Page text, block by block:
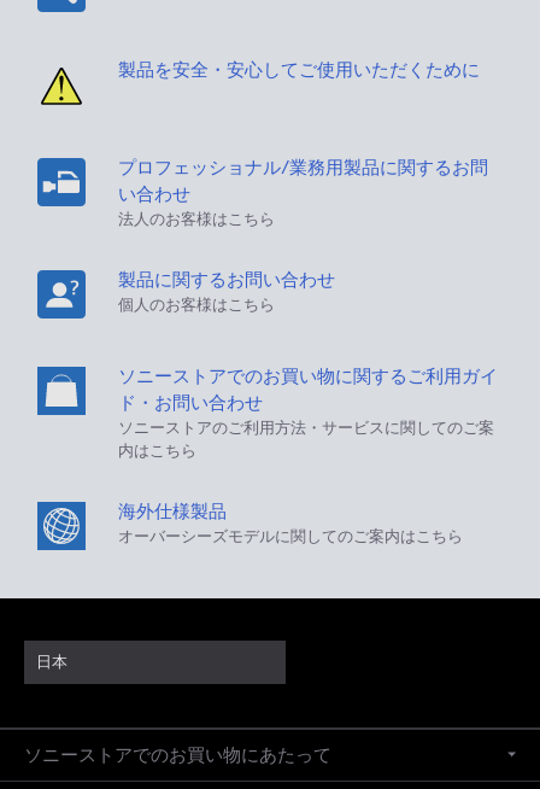
製品を安全・安心してご使用いただくために
プロフェッショナル/業務用製品に関するお問
い合わせ
法人のお客様はこちら
製品に関するお問い合わせ
個人のお客様はこちら
ソニーストアでのお買い物に関するご利用ガイ
ド・お問い合わせ
ソニーストアのご利用方法・サービスに関してのご案
内はこちら
海外仕様製品
オーバーシーズモデルに関してのご案内はこちら
日本
ソニーストアでのお買い物にあたって